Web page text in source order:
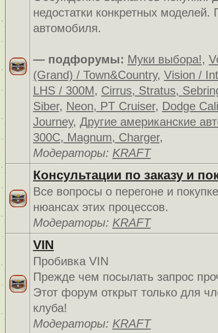
недостатки конкретных
автомобиля.
— подфорумы: Муки выбора!,
(Grand) / Town&Country, Vision /
LHS / 300M, Cirrus, Stratus,
Siber, Neon, PT Cruiser, Dodge
Journey, Другие американские
300C, Magnum, Charger,
Модераторы: KRAFT
Консультации по заказу и
Все вопросы о перегоне и
нюансах этих процессов.
Модераторы: KRAFT
VIN
Пробивка VIN
Прежде чем посылать запрос
Этот форум открыт только для
клуба!
Модераторы: KRAFT